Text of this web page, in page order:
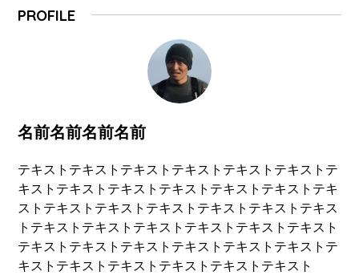
PROFILE
名前名前名前名前
テキストテキストテキストテキストテキストテキストテ
キストテキストテキストテキストテキストテキストテキ
ストテキストテキストテキストテキストテキストテキス
トテキストテキストテキストテキストテキストテキスト
テキストテキストテキストテキストテキストテキストテ
キストテキストテキストテキストテキストテキスト